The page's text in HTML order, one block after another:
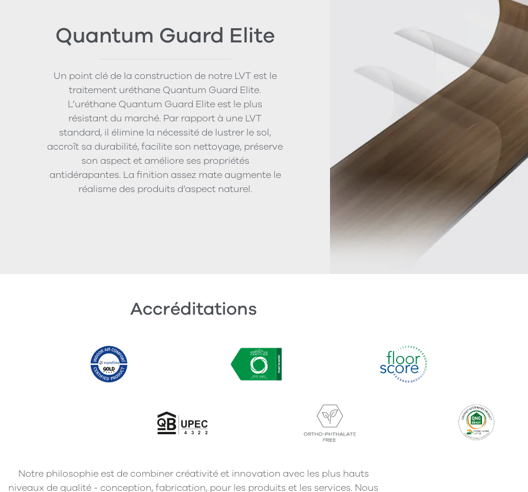
Quantum Guard Elite
Un point clé de la construction de notre LVT est le
traitement uréthane Quantum Guard Elite.
L’uréthane Quantum Guard Elite est le plus
résistant du marché. Par rapport à une LVT
standard, il élimine la nécessité de lustrer le sol,
accroît sa durabilité, facilite son nettoyage, préserve
son aspect et améliore ses propriétés
antidérapantes. La finition assez mate augmente le
réalisme des produits d’aspect naturel.
Accréditations
Notre philosophie est de combiner créativité et innovation avec les plus hauts
niveaux de qualité - conception, fabrication, pour les produits et les services. Nous